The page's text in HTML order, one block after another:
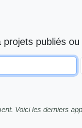
publiés
Voici les derniers